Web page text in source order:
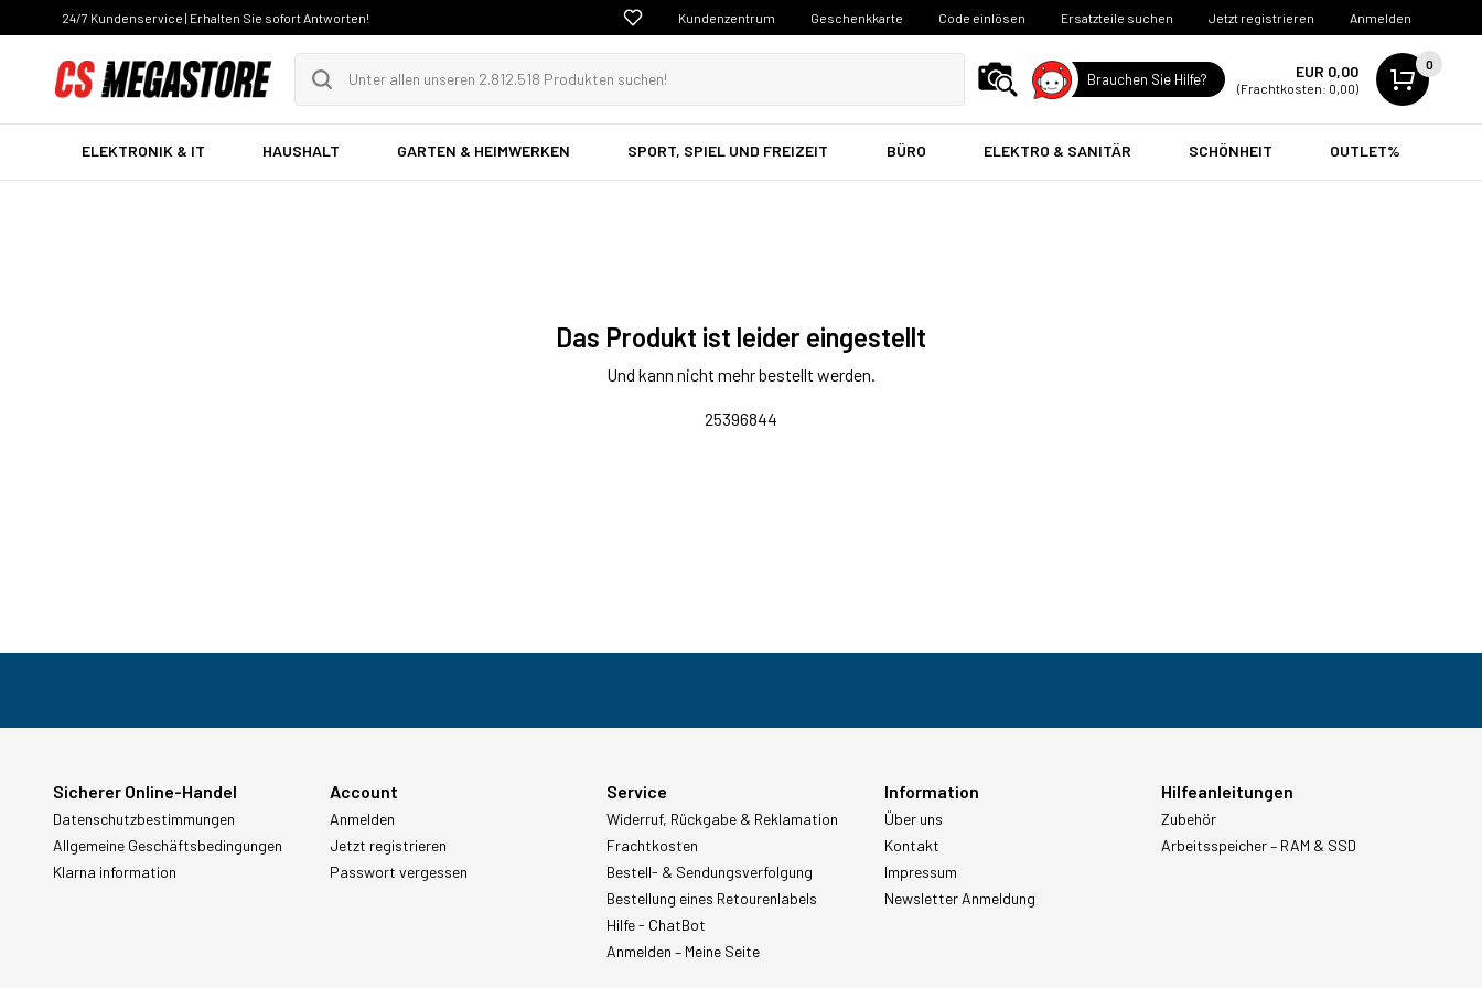
24/7 Kundenservice | Erhalten Sie sofort Antworten! Kundenzentrum Geschenkkarte Code einlösen Ersatzteile suchen Jetzt registrieren Anmelden
Brauchen Sie Hilfe? EUR 0,00
(Frachtkosten: 0,00)
0
ELEKTRONIK & IT HAUSHALT GARTEN & HEIMWERKEN SPORT, SPIEL UND FREIZEIT BÜRO ELEKTRO & SANITÄR SCHÖNHEIT OUTLET%
Das Produkt ist leider eingestellt
Und kann nicht mehr bestellt werden.
25396844
Sicherer Online-Handel
Datenschutzbestimmungen
Allgemeine Geschäftsbedingungen
Klarna information
Account
Anmelden
Jetzt registrieren
Passwort vergessen
Service
Widerruf, Rückgabe & Reklamation
Frachtkosten
Bestell- & Sendungsverfolgung
Bestellung eines Retourenlabels
Hilfe - ChatBot
Anmelden – Meine Seite
Information
Über uns
Kontakt
Impressum
Newsletter Anmeldung
Hilfeanleitungen
Zubehör
Arbeitsspeicher – RAM & SSD